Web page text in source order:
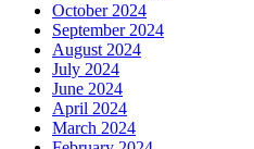
October 2024
September 2024
August 2024
July 2024
June 2024
April 2024
March 2024